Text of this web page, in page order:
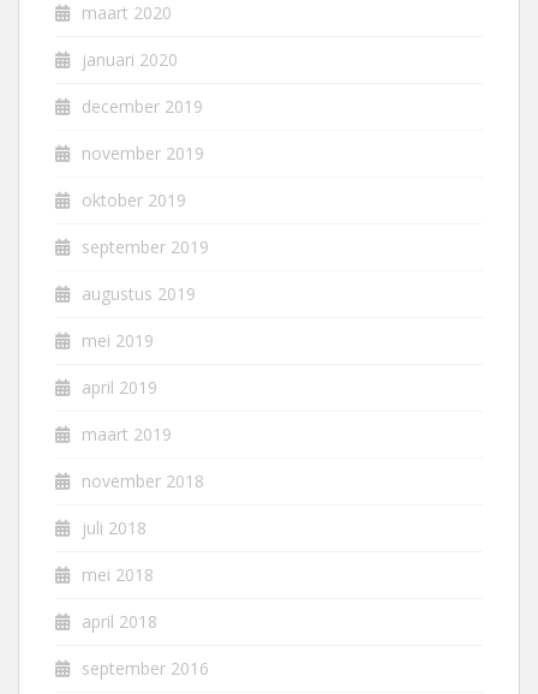
maart 2020
januari 2020
december 2019
november 2019
oktober 2019
september 2019
augustus 2019
mei 2019
april 2019
maart 2019
november 2018
juli 2018
mei 2018
april 2018
september 2016